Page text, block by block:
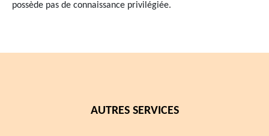
possède pas de connaissance privilégiée.
AUTRES SERVICES